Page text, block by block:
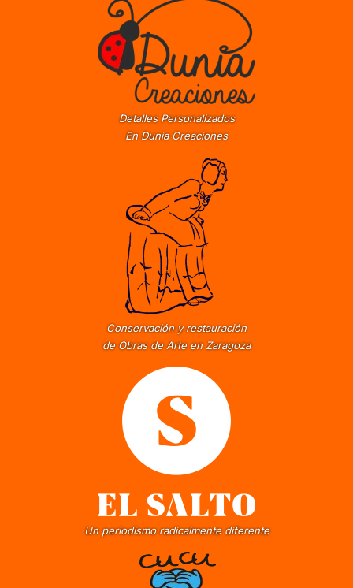
Detalles Personalizados
En Dunia Creaciones
Conservación y restauración
de Obras de Arte en Zaragoza
Un periodismo radicalmente diferente